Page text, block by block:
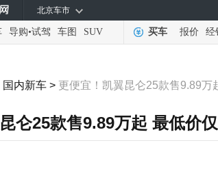
北京车市
导购•试驾 车图 SUV 买车 报价 经
国内新车 > 更便宜！凯翼昆仑25款售9.89万
仑25款售9.89万起 最低价